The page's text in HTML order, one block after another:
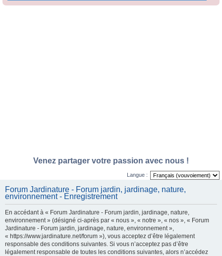
Venez partager votre passion avec nous !
Langue :
Forum Jardinature - Forum jardin, jardinage, nature,
environnement - Enregistrement
En accédant à « Forum Jardinature - Forum jardin, jardinage, nature,
environnement » (désigné ci-après par « nous », « notre », « nos », « Forum
Jardinature - Forum jardin, jardinage, nature, environnement »,
« https://www.jardinature.net/forum »), vous acceptez d’être légalement
responsable des conditions suivantes. Si vous n’acceptez pas d’être
légalement responsable de toutes les conditions suivantes, alors n’accédez